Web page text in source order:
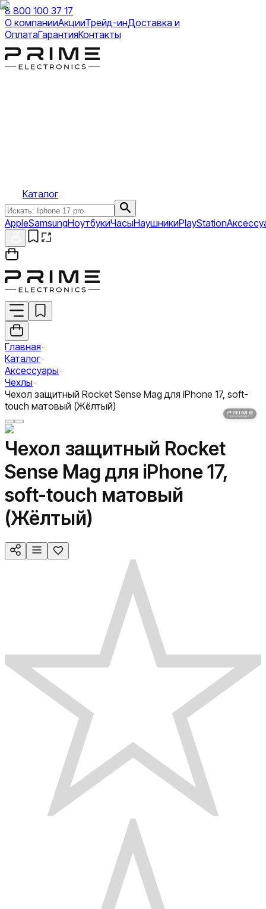
8 800 100 37 17
О компанииАкцииТрейд-инДоставка и
ОплатаГарантияКонтакты
Каталог
AppleSamsungНоутбукиЧасыНаушникиPlayStation
Главная
Каталог
Аксессуары
Чехлы
Чехол защитный Rocket Sense Mag для iPhone 17, soft-
touch матовый (Жёлтый)
Чехол защитный Rocket
Sense Mag для iPhone 17,
soft-touch матовый
(Жёлтый)